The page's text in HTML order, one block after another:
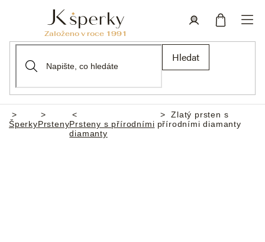
Hledat
Domů
ŠperkyPrstenyPrsteny s přírodními
diamanty
Zlatý prsten s
přírodními diamanty